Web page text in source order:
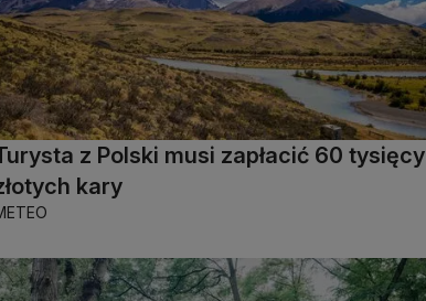
z Polski musi zapłacić 60 tysięcy
kary